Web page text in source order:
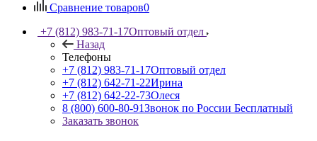
Сравнение товаров0
+7 (812) 983-71-17Оптовый отдел
Назад
Телефоны
+7 (812) 983-71-17Оптовый отдел
+7 (812) 642-71-22Ирина
+7 (812) 642-22-73Олеся
8 (800) 600-80-91Звонок по России Бесплатный
Заказать звонок